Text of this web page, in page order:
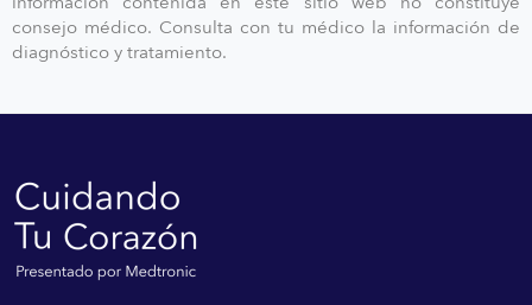
consejo médico. Consulta con tu médico la información de
diagnóstico y tratamiento.